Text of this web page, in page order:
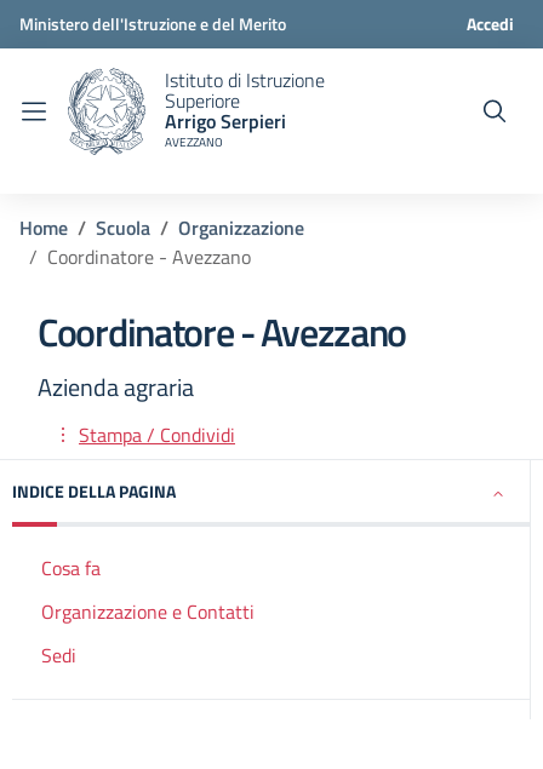
Ministero dell'Istruzione e del Merito Accedi
Istituto di Istruzione
Superiore
Arrigo Serpieri
AVEZZANO
Home Scuola
Organizzazione
Coordinatore - Avezzano
Coordinatore - Avezzano
Azienda agraria
Stampa / Condividi
INDICE DELLA PAGINA
Cosa fa
Organizzazione e Contatti
Sedi